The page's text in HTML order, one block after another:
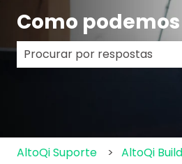
Como
Não há sugestões porque
AltoQi Suporte
AltoQi